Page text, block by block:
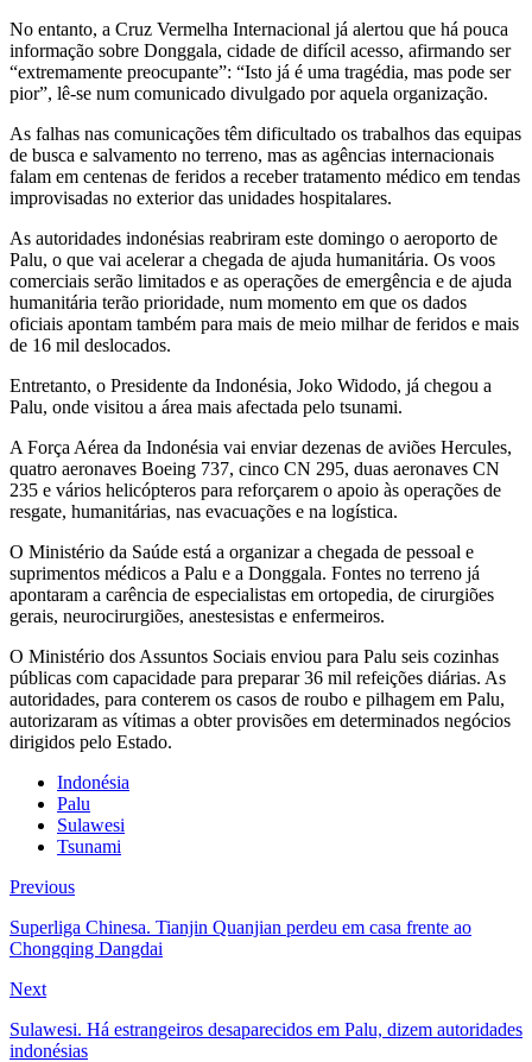
No entanto, a Cruz Vermelha Internacional já alertou que há pouca
informação sobre Donggala, cidade de difícil acesso, afirmando ser
“extremamente preocupante”: “Isto já é uma tragédia, mas pode ser
pior”, lê-se num comunicado divulgado por aquela organização.
As falhas nas comunicações têm dificultado os trabalhos das equipas
de busca e salvamento no terreno, mas as agências internacionais
falam em centenas de feridos a receber tratamento médico em tendas
improvisadas no exterior das unidades hospitalares.
As autoridades indonésias reabriram este domingo o aeroporto de
Palu, o que vai acelerar a chegada de ajuda humanitária. Os voos
comerciais serão limitados e as operações de emergência e de ajuda
humanitária terão prioridade, num momento em que os dados
oficiais apontam também para mais de meio milhar de feridos e mais
de 16 mil deslocados.
Entretanto, o Presidente da Indonésia, Joko Widodo, já chegou a
Palu, onde visitou a área mais afectada pelo tsunami.
A Força Aérea da Indonésia vai enviar dezenas de aviões Hercules,
quatro aeronaves Boeing 737, cinco CN 295, duas aeronaves CN
235 e vários helicópteros para reforçarem o apoio às operações de
resgate, humanitárias, nas evacuações e na logística.
O Ministério da Saúde está a organizar a chegada de pessoal e
suprimentos médicos a Palu e a Donggala. Fontes no terreno já
apontaram a carência de especialistas em ortopedia, de cirurgiões
gerais, neurocirurgiões, anestesistas e enfermeiros.
O Ministério dos Assuntos Sociais enviou para Palu seis cozinhas
públicas com capacidade para preparar 36 mil refeições diárias. As
autoridades, para conterem os casos de roubo e pilhagem em Palu,
autorizaram as vítimas a obter provisões em determinados negócios
dirigidos pelo Estado.
Indonésia
Palu
Sulawesi
Tsunami
Previous
Superliga Chinesa. Tianjin Quanjian perdeu em casa frente ao
Chongqing Dangdai
Next
Sulawesi. Há estrangeiros desaparecidos em Palu, dizem autoridades
indonésias